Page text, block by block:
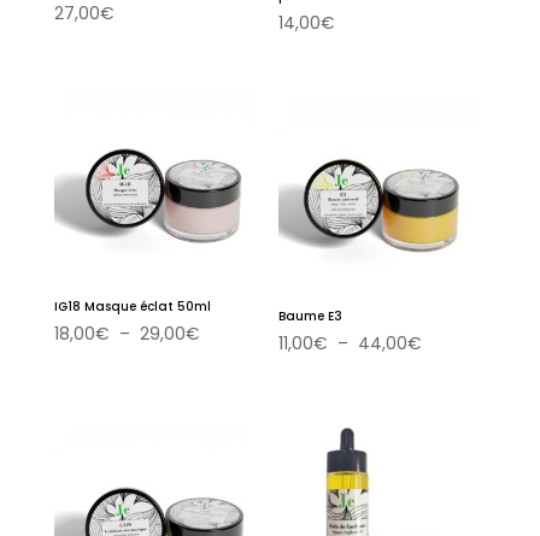
27,00€ 14,00€
IG18 Masque éclat 50ml
18,00€ – 29,00€Plage
Baume E3
11,00€ – 44,00€